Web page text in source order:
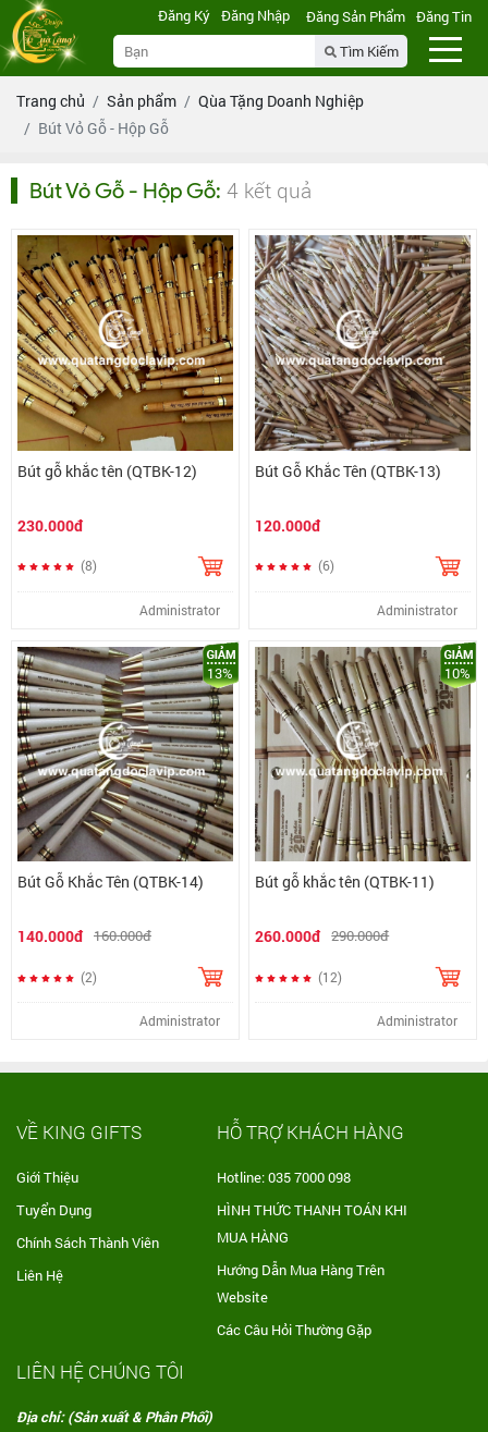
Tìm Kiếm
Đăng Ký Đăng Nhập Đăng Sản Phẩm Đăng Tin
Trang chủ Sản phẩm
Qùa Tặng Doanh Nghiệp
Bút Vỏ Gỗ - Hộp Gỗ
Bút Vỏ Gỗ - Hộp Gỗ: 4 kết quả
Bút gỗ khắc tên (QTBK-12)
230.000đ
(8)
Administrator
Bút Gỗ Khắc Tên (QTBK-13)
120.000đ
(6)
Administrator
Bút Gỗ Khắc Tên (QTBK-14)
140.000đ 160.000đ
13%
(2)
Administrator
Bút gỗ khắc tên (QTBK-11)
260.000đ 290.000đ
10%
(12)
Administrator
VỀ KING GIFTS
Giới Thiệu
Tuyển Dụng
Chính Sách Thành Viên
Liên Hệ
HỖ TRỢ KHÁCH HÀNG
Hotline: 035 7000 098
HÌNH THỨC THANH TOÁN KHI
MUA HÀNG
Hướng Dẫn Mua Hàng Trên
Website
Các Câu Hỏi Thường Gặp
LIÊN HỆ CHÚNG TÔI
Địa chỉ: (Sản xuất & Phân Phối)